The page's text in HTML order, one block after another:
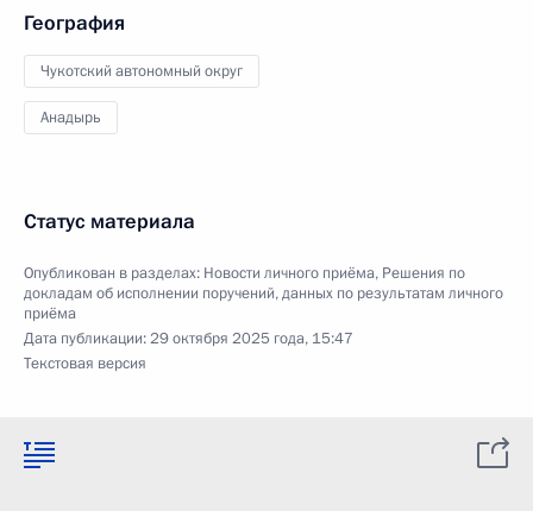
География
Чукотский автономный округ
Анадырь
Статус материала
Опубликован в разделах: Новости личного приёма, Решения по
докладам об исполнении поручений, данных по результатам личного
приёма
Дата публикации:29 октября 2025 года, 15:47
Текстовая версия